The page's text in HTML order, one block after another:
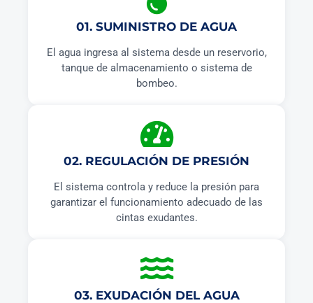
01. SUMINISTRO DE AGUA
El agua ingresa al sistema desde un reservorio,
tanque de almacenamiento o sistema de
bombeo.
02. REGULACIÓN DE PRESIÓN
El sistema controla y reduce la presión para
garantizar el funcionamiento adecuado de las
cintas exudantes.
03. EXUDACIÓN DEL AGUA